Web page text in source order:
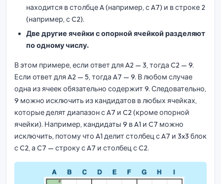
находится в столбце A (например, с A7) и в строке 2
(например, с C2).
Две другие ячейки с опорной ячейкой разделяют
по одному числу.
В этом примере, если ответ для A2 — 3, тогда C2 — 9.
Если ответ для A2 — 5, тогда A7 — 9. В любом случае
одна из ячеек обязательно содержит 9. Следовательно,
9 можно исключить из кандидатов в любых ячейках,
которые делят диапазон с A7 и C2 (кроме опорной
ячейки). Например, кандидаты 9 в A1 и C7 можно
исключить, потому что A1 делит столбец с A7 и 3x3 блок
с C2, а C7 — строку с A7 и столбец с C2.